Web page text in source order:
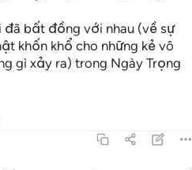
đã bất đồng với nhau (về sự
khốn khổ cho những kẻ vô
gì xảy ra) trong Ngày Trọng